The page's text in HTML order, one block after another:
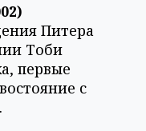
Питера
Тоби
первые
с